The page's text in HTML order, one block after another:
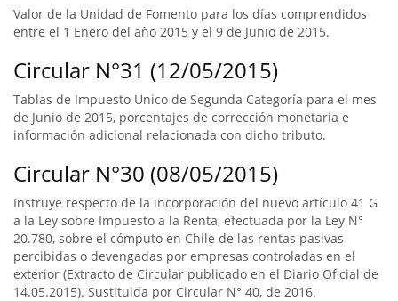
Valor de la Unidad de Fomento para los días comprendidos
entre el 1 Enero del año 2015 y el 9 de Junio de 2015.
Circular N°31 (12/05/2015)
Tablas de Impuesto Unico de Segunda Categoría para el mes
de Junio de 2015, porcentajes de corrección monetaria e
información adicional relacionada con dicho tributo.
Circular N°30 (08/05/2015)
Instruye respecto de la incorporación del nuevo artículo 41 G
a la Ley sobre Impuesto a la Renta, efectuada por la Ley N°
20.780, sobre el cómputo en Chile de las rentas pasivas
percibidas o devengadas por empresas controladas en el
exterior (Extracto de Circular publicado en el Diario Oficial de
14.05.2015). Sustituida por Circular N° 40, de 2016.